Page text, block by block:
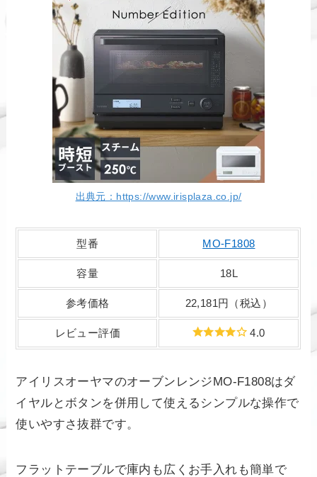
出典元：https://www.irisplaza.co.jp/
型番 MO-F1808
容量 18L
参考価格 22,181円（税込）
レビュー評価 4.0
アイリスオーヤマのオーブンレンジMO-F1808はダ
イヤルとボタンを併用して使えるシンプルな操作で
使いやすさ抜群です。
フラットテーブルで庫内も広くお手入れも簡単で